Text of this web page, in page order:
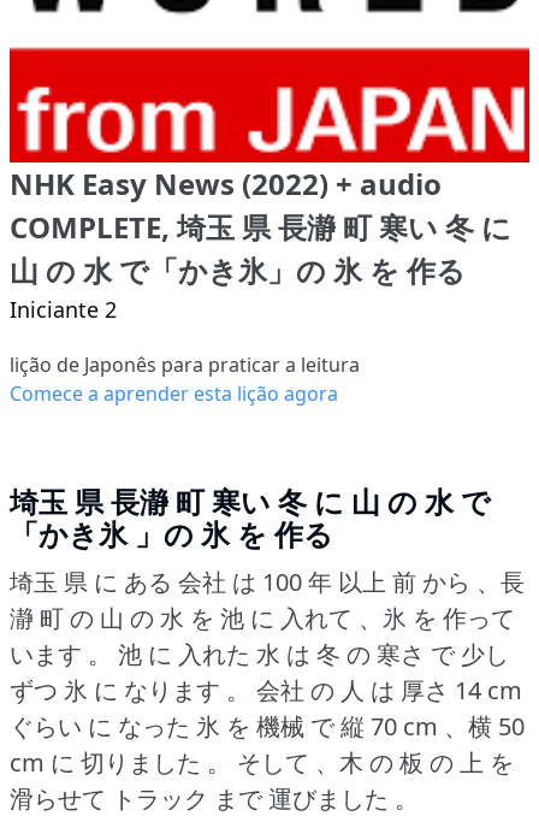
NHK Easy News (2022) + audio
COMPLETE, 埼玉 県 長瀞 町 寒い 冬 に
山 の 水 で「かき氷」の 氷 を 作る
Iniciante 2
lição de Japonês para praticar a leitura
Comece a aprender esta lição agora
埼玉 県 長瀞 町 寒い 冬 に 山 の 水 で
「かき氷 」の 氷 を 作る
埼玉 県 に ある 会社 は 100 年 以上 前 から 、長
瀞 町 の 山 の 水 を 池 に 入れて 、氷 を 作って
います 。
池 に 入れた 水 は 冬 の 寒さ で 少し
ずつ 氷 に なります 。
会社 の 人 は 厚さ 14 cm
ぐらい に なった 氷 を 機械 で 縦 70 cm 、横 50
cm に 切りました 。
そして 、木 の 板 の 上 を
滑らせて トラック まで 運びました 。